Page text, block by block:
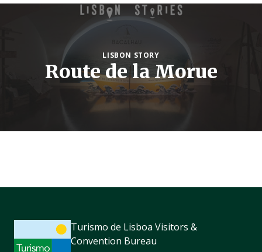
LISBON STORY
Route de la Morue
Turismo de Lisboa Visitors &
Convention Bureau